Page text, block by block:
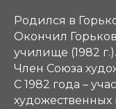
Родился в
Окончил
училище (1982 г.).
Член Союза
С 1982 года –
художественных